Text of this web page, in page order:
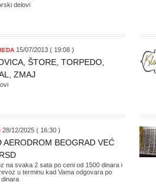
delovi
15/07/2013 ( 19:08 )
ŠTORE, TORPEDO,
ZMAJ
28/12/2025 ( 16:30 )
AERODROM BEOGRAD VEĆ
na svaka 2 sata po ceni od 1500 dinara i
u terminu kad Vama odgovara po